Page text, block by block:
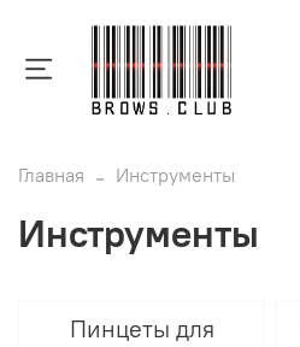
Главная Инструменты
Инструменты
Пинцеты для